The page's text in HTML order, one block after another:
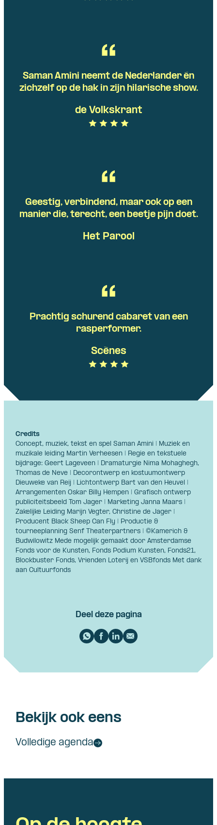
Saman Amini neemt de Nederlander én
zichzelf op de hak in zijn hilarische show.
de Volkskrant
Geestig, verbindend, maar ook op een
manier die, terecht, een beetje pijn doet.
Het Parool
Prachtig schurend cabaret van een
rasperformer.
Scènes
Credits
Concept, muziek, tekst en spel Saman Amini | Muziek en
muzikale leiding Martin Verheesen | Regie en tekstuele
bijdrage: Geert Lageveen | Dramaturgie Nima Mohaghegh,
Thomas de Neve | Decorontwerp en kostuumontwerp
Dieuweke van Reij | Lichtontwerp Bart van den Heuvel |
Arrangementen Oskar Billy Hempen | Grafisch ontwerp
publiciteitsbeeld Tom Jager | Marketing Janna Maars |
Zakelijke Leiding Marijn Vegter, Christine de Jager |
Producent Black Sheep Can Fly | Productie &
tourneeplanning Senf Theaterpartners | ©Kamerich &
Budwilowitz Mede mogelijk gemaakt door Amsterdamse
Fonds voor de Kunsten, Fonds Podium Kunsten, Fonds21,
Blockbuster Fonds, Vrienden Loterij en VSBfonds Met dank
aan Cultuurfonds
Deel deze pagina
Bekijk ook eens
Volledige agenda